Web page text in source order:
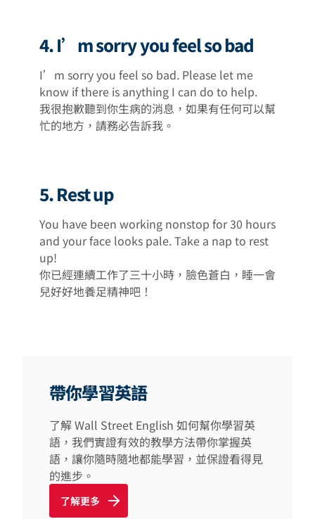
4. I’m sorry you feel so bad
I’m sorry you feel so bad. Please let me
know if there is anything I can do to help.
我很抱歉聽到你生病的消息，如果有任何可以幫
忙的地方，請務必告訴我。
5. Rest up
You have been working nonstop for 30 hours
and your face looks pale. Take a nap to rest
up!
你已經連續工作了三十小時，臉色蒼白，睡一會
兒好好地養足精神吧！
帶你學習英語
了解 Wall Street English 如何幫你學習英
語，我們實證有效的教學方法帶你掌握英
語，讓你隨時隨地都能學習，並保證看得見
的進步。
了解更多